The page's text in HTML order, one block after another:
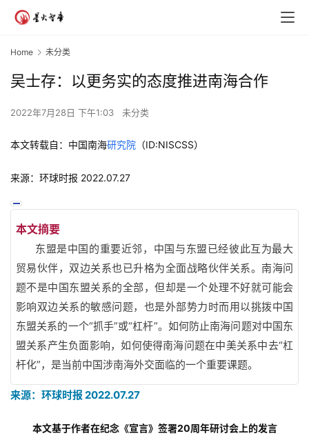
Home 未分类
吴士存：以更务实的态度推进南海合作
2022年7月28日 下午1:03 未分类
本文转载自：中国南海研究院 （ID:NISCSS）
来源：环球时报 2022.07.27
本文摘要
东盟是中国的重要近邻，中国与东盟已经彼此互为最大
贸易伙伴，双边关系也已升格为全面战略伙伴关系。南海问
题不是中国东盟关系的全部，但却是一个处理不好就可能会
影响双边关系的敏感问题，也是外部势力时而用以挑拨中国
东盟关系的一个“抓手”或“杠杆”。如何防止南海问题对中国东
盟关系产生负面影响，如何使得南海问题在中美关系中去“杠
杆化”，是当前中国涉南海外交面临的一个重要课题。
来源：环球时报 2022.07.27
本文基于作者在纪念《宣言》签署20周年研讨会上的发言